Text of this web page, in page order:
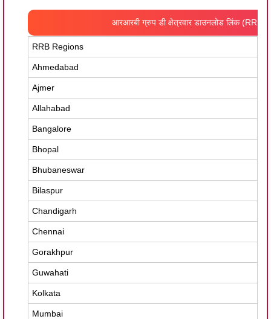
आरआरबी ग्रुप डी क्षेत्रवार डाउनलोड लिंक
RRB Regions
Ahmedabad
Ajmer
Allahabad
Bangalore
Bhopal
Bhubaneswar
Bilaspur
Chandigarh
Chennai
Gorakhpur
Guwahati
Kolkata
Mumbai